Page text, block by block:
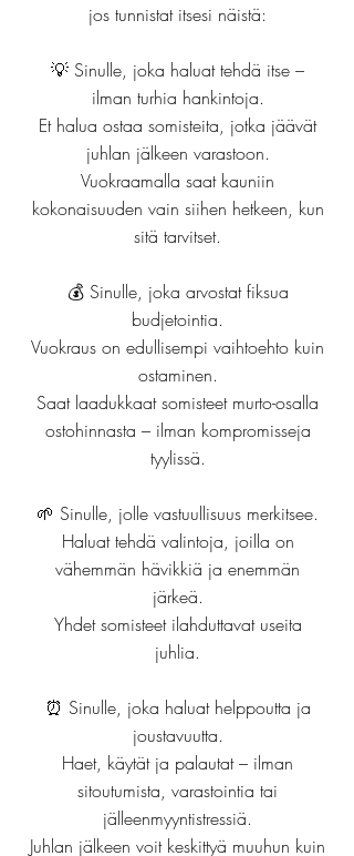
jos tunnistat itsesi näistä:
💡 Sinulle, joka haluat tehdä itse –
ilman turhia hankintoja.
Et halua ostaa somisteita, jotka jäävät
juhlan jälkeen varastoon.
Vuokraamalla saat kauniin
kokonaisuuden vain siihen hetkeen, kun
sitä tarvitset.
💰 Sinulle, joka arvostat fiksua
budjetointia.
Vuokraus on edullisempi vaihtoehto kuin
ostaminen.
Saat laadukkaat somisteet murto-osalla
ostohinnasta – ilman kompromisseja
tyylissä.
🌱 Sinulle, jolle vastuullisuus merkitsee.
Haluat tehdä valintoja, joilla on
vähemmän hävikkiä ja enemmän
järkeä.
Yhdet somisteet ilahduttavat useita
juhlia.
⏰ Sinulle, joka haluat helppoutta ja
joustavuutta.
Haet, käytät ja palautat – ilman
sitoutumista, varastointia tai
jälleenmyyntistressiä.
Juhlan jälkeen voit keskittyä muuhun kuin